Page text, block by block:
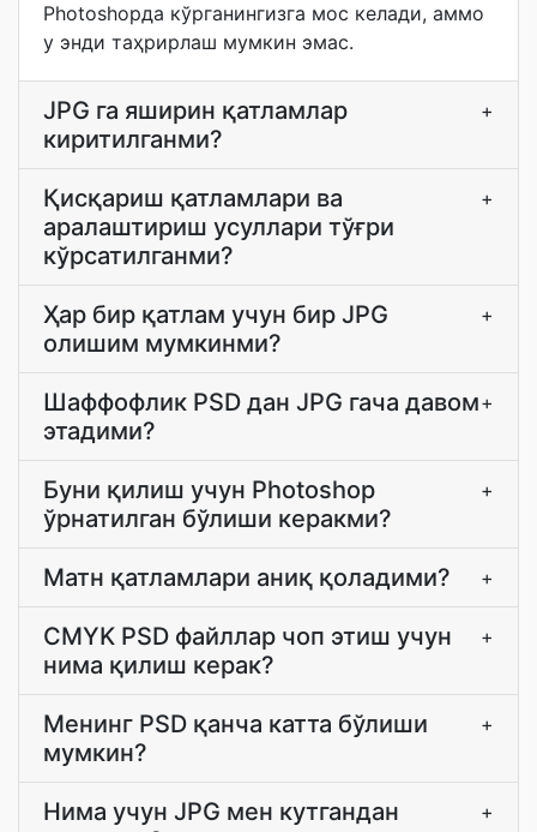
Photoshopда кўрганингизга мос келади, аммо
у энди таҳрирлаш мумкин эмас.
JPG га яширин қатламлар
киритилганми?
+
Қисқариш қатламлари ва
аралаштириш усуллари тўғри
кўрсатилганми?
+
Ҳар бир қатлам учун бир JPG
олишим мумкинми?
+
Шаффофлик PSD дан JPG гача давом
этадими?
+
Буни қилиш учун Photoshop
ўрнатилган бўлиши керакми?
+
Матн қатламлари аниқ қоладими? +
CMYK PSD файллар чоп этиш учун
нима қилиш керак?
+
Менинг PSD қанча катта бўлиши
мумкин?
+
Нима учун JPG мен кутгандан
+